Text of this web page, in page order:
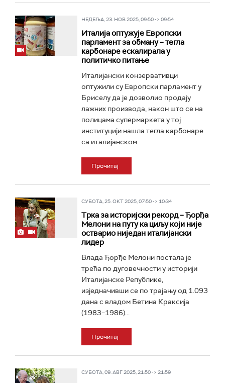
НЕДЕЉА, 23. НОВ 2025, 09:50 -> 09:54
Италија оптужује Европски
парламент за обману – тегла
карбонаре ескалирала у
политичко питање
Италијански конзервативци
оптужили су Европски парламент у
Бриселу да је дозволио продају
лажних производа, након што се на
полицама супермаркета у тој
институцији нашла тегла карбонаре
са италијанском...
Прочитај
СУБОТА, 25. ОКТ 2025, 07:50 -> 10:34
Трка за историјски рекорд – Ђорђа
Мелони на путу ка циљу који није
остварио ниједан италијански
лидер
Влада Ђорђе Мелони постала је
трећа по дуговечности у историји
Италијанске Републике,
изједначивши се по трајању од 1.093
дана с владом Бетина Краксија
(1983–1986)...
Прочитај
СУБОТА, 09. АВГ 2025, 21:50 -> 21:59